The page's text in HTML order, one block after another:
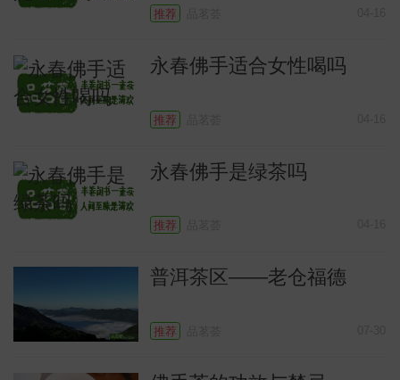
推荐
永春佛手适合女性喝吗
推荐
永春佛手是绿茶吗
推荐
普洱茶区——老仓福德
推荐